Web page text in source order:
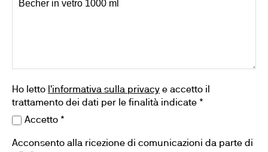
Ho letto l'informativa sulla privacy e accetto il
trattamento dei dati per le finalità indicate *
Accetto *
Acconsento alla ricezione di comunicazioni da parte di